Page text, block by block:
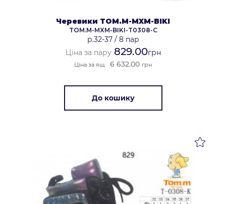
Черевики TOM.M-MXM-BIKI
TOM.M-MXM-BIKI-T0308-C
р.32-37/ 8 пар
Ціна за пару829.00грн
Ціна за ящ. 6 632.00 грн
До кошику